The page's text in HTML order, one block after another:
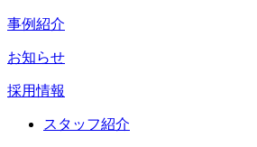
事例紹介
お知らせ
採用情報
スタッフ紹介